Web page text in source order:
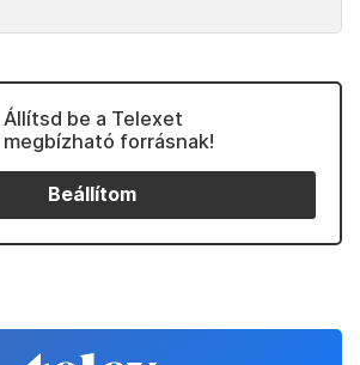
Állítsd be a Telexet
megbízható forrásnak!
Beállítom